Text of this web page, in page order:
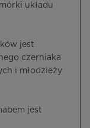
układu
jest
czerniaka
i młodzieży
jest